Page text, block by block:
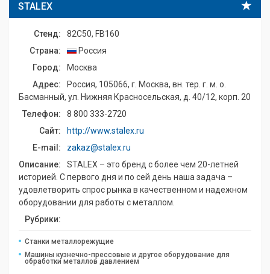
STALEX
Стенд:
82C50, FB160
Страна:
Россия
Город:
Москва
Адрес:
Россия, 105066, г. Москва, вн. тер. г. м. о.
Басманный, ул. Нижняя Красносельская, д. 40/12, корп. 20
Телефон:
8 800 333-2720
Сайт:
http://www.stalex.ru
E-mail:
zakaz@stalex.ru
Описание:
STALEX – это бренд с более чем 20-летней
историей. С первого дня и по сей день наша задача –
удовлетворить спрос рынка в качественном и надежном
оборудовании для работы с металлом.
Рубрики:
Станки металлорежущие
Машины кузнечно-прессовые и другое оборудование для
обработки металлов давлением